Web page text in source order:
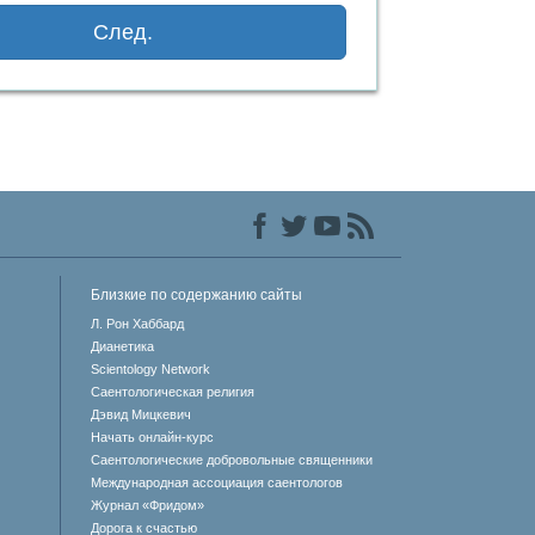
Решение проблемы наркотиков
Основы связей с общественностью
Технология обучения
Общение
След.
Близкие по содержанию сайты
Л. Рон Хаббард
Дианетика
Scientology Network
Саентологическая религия
Дэвид Мицкевич
Начать онлайн-курс
Саентологические добровольные священники
Международная ассоциация саентологов
Журнал «Фридом»
Дорога к счастью